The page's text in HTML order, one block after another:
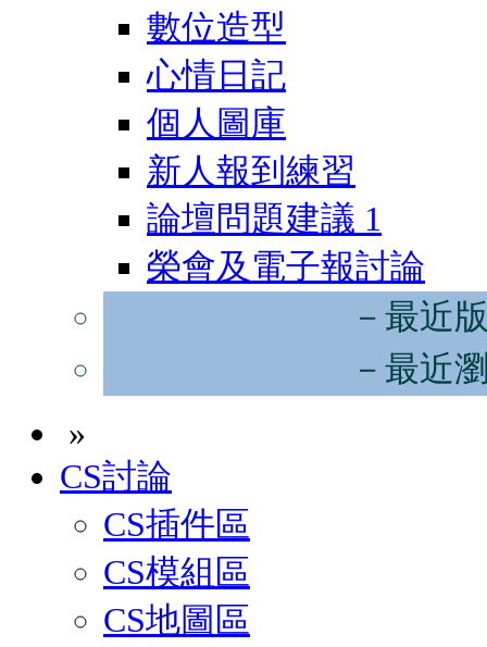
數位造型
心情日記
個人圖庫
新人報到練習
論壇問題建議 1
榮會及電子報討論
－最近
－最近
»
CS討論
CS插件區
CS模組區
CS地圖區